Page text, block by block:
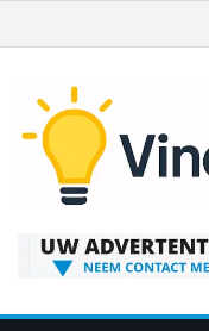
naar
inhoud